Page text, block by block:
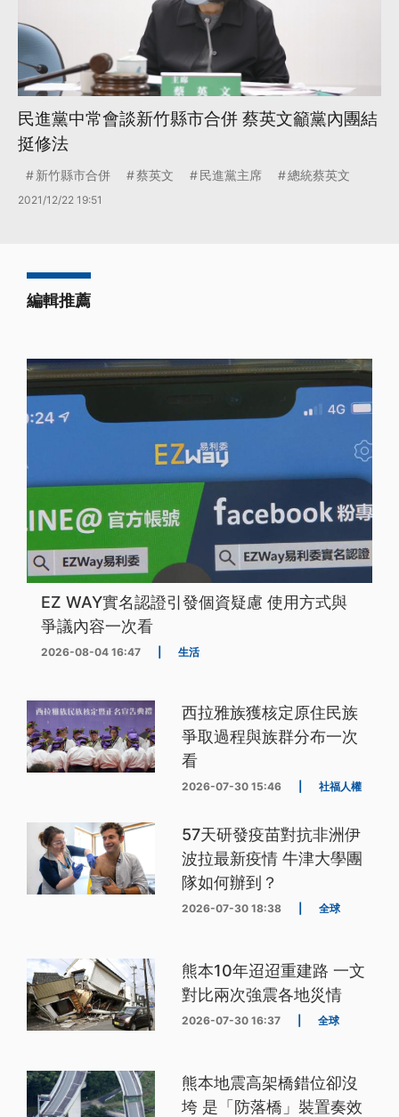
民進黨中常會談新竹縣市合併 蔡英文籲黨內團結
挺修法
新竹縣市合併 蔡英文 民進黨主席 總統蔡英文
2021/12/22 19:51
編輯推薦
EZ WAY實名認證引發個資疑慮 使用方式與
爭議內容一次看
2026-08-04 16:47 生活
西拉雅族獲核定原住民族
爭取過程與族群分布一次
看
2026-07-30 15:46 社福人權
57天研發疫苗對抗非洲伊
波拉最新疫情 牛津大學團
隊如何辦到？
2026-07-30 18:38 全球
熊本10年迢迢重建路 一文
對比兩次強震各地災情
2026-07-30 16:37 全球
熊本地震高架橋錯位卻沒
垮 是「防落橋」裝置奏效